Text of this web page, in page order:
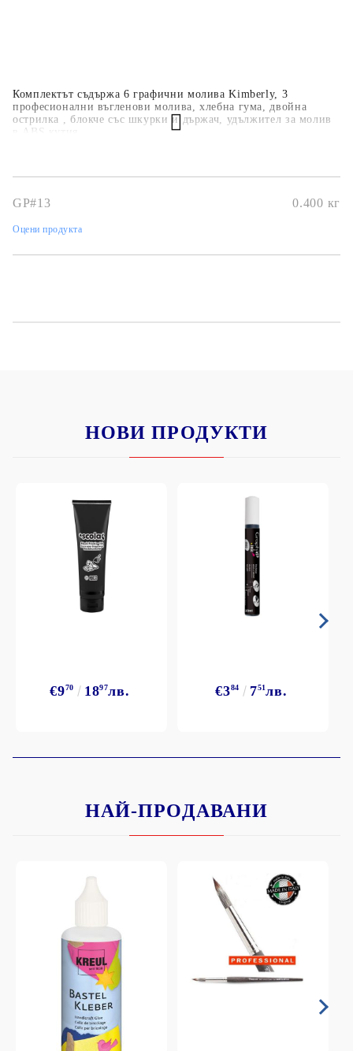
Комплектът съдържа 6 графични молива Kimberly, 3
професионални въгленови молива, хлебна гума, двойна
острилка , блокче със шкурки и държач, удължител за молив
в ABS кутия.
GP#13 0.400 кг
Оцени продукта
НОВИ ПРОДУКТИ
€970 1897лв. €384 751лв.
НАЙ-ПРОДАВАНИ